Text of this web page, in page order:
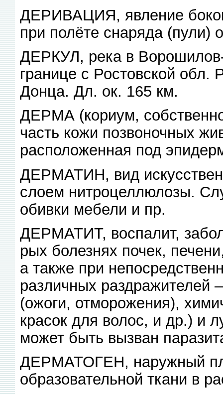
ДЕРИВАЦИЯ, явление
при полёте снаряда (пули)
ДЕРКУЛ, река в
границе с Ростовской
Донца. Дл. ок. 165 км.
ДЕРМА (кориум,
часть кожи позвоночных
расположенная под
ДЕРМАТИН, вид
слоем нитроцеллюлозы.
обивки мебели и пр.
ДЕРМАТИТ, воспалит,
рых болезнях почек,
а также при
различных раздражителей
(ожоги, отморожения),
красок для волос, и др.) и
может быть вызван
ДЕРМАТОГЕН, наружный
образовательной ткани в